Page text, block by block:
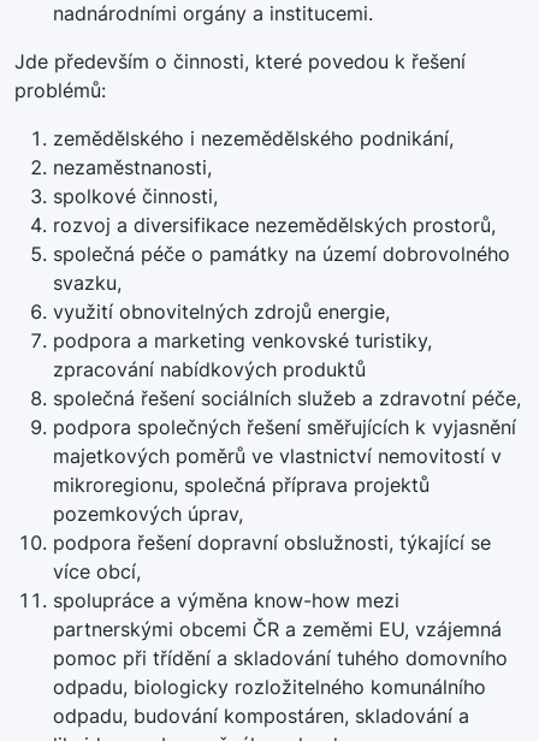
nadnárodními orgány a institucemi.
Jde především o činnosti, které povedou k řešení
problémů:
zemědělského i nezemědělského podnikání,
nezaměstnanosti,
spolkové činnosti,
rozvoj a diversifikace nezemědělských prostorů,
společná péče o památky na území dobrovolného
svazku,
využití obnovitelných zdrojů energie,
podpora a marketing venkovské turistiky,
zpracování nabídkových produktů
společná řešení sociálních služeb a zdravotní péče,
podpora společných řešení směřujících k vyjasnění
majetkových poměrů ve vlastnictví nemovitostí v
mikroregionu, společná příprava projektů
pozemkových úprav,
podpora řešení dopravní obslužnosti, týkající se
více obcí,
spolupráce a výměna know-how mezi
partnerskými obcemi ČR a zeměmi EU, vzájemná
pomoc při třídění a skladování tuhého domovního
odpadu, biologicky rozložitelného komunálního
odpadu, budování kompostáren, skladování a